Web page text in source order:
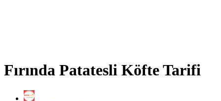
Fırında Patatesli Köfte Tarifi